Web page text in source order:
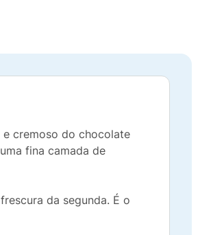
e cremoso do chocolate
fina camada de
da segunda. É o